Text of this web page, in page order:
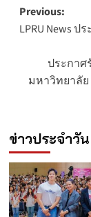
Post
Previous:
LPRU News ป
ประกา
มหาวิทยาลัย
ข่าวประจำวัน